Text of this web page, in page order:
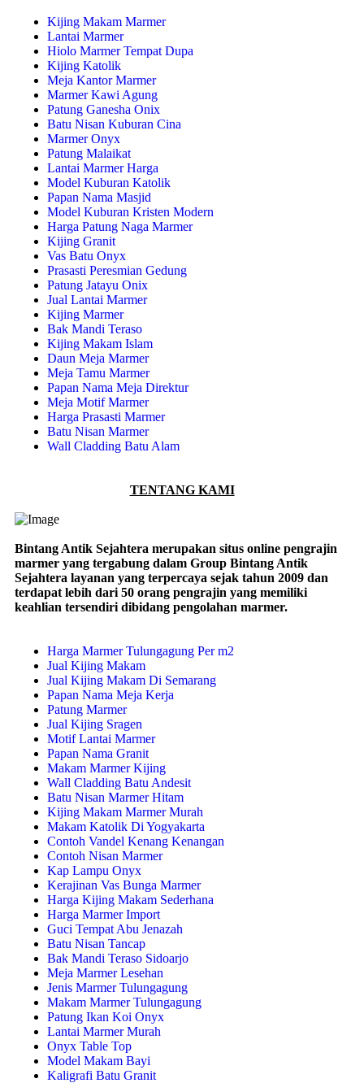
Kijing Makam Marmer
Lantai Marmer
Hiolo Marmer Tempat Dupa
Kijing Katolik
Meja Kantor Marmer
Marmer Kawi Agung
Patung Ganesha Onix
Batu Nisan Kuburan Cina
Marmer Onyx
Patung Malaikat
Lantai Marmer Harga
Model Kuburan Katolik
Papan Nama Masjid
Model Kuburan Kristen Modern
Harga Patung Naga Marmer
Kijing Granit
Vas Batu Onyx
Prasasti Peresmian Gedung
Patung Jatayu Onix
Jual Lantai Marmer
Kijing Marmer
Bak Mandi Teraso
Kijing Makam Islam
Daun Meja Marmer
Meja Tamu Marmer
Papan Nama Meja Direktur
Meja Motif Marmer
Harga Prasasti Marmer
Batu Nisan Marmer
Wall Cladding Batu Alam
TENTANG KAMI
Bintang Antik Sejahtera merupakan situs online pengrajin
marmer yang tergabung dalam Group Bintang Antik
Sejahtera layanan yang terpercaya sejak tahun 2009 dan
terdapat lebih dari 50 orang pengrajin yang memiliki
keahlian tersendiri dibidang pengolahan marmer.
Harga Marmer Tulungagung Per m2
Jual Kijing Makam
Jual Kijing Makam Di Semarang
Papan Nama Meja Kerja
Patung Marmer
Jual Kijing Sragen
Motif Lantai Marmer
Papan Nama Granit
Makam Marmer Kijing
Wall Cladding Batu Andesit
Batu Nisan Marmer Hitam
Kijing Makam Marmer Murah
Makam Katolik Di Yogyakarta
Contoh Vandel Kenang Kenangan
Contoh Nisan Marmer
Kap Lampu Onyx
Kerajinan Vas Bunga Marmer
Harga Kijing Makam Sederhana
Harga Marmer Import
Guci Tempat Abu Jenazah
Batu Nisan Tancap
Bak Mandi Teraso Sidoarjo
Meja Marmer Lesehan
Jenis Marmer Tulungagung
Makam Marmer Tulungagung
Patung Ikan Koi Onyx
Lantai Marmer Murah
Onyx Table Top
Model Makam Bayi
Kaligrafi Batu Granit